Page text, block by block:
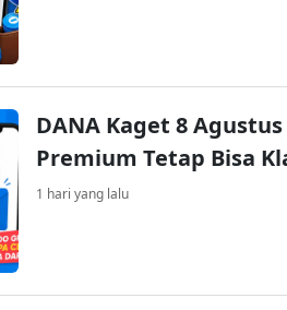
DANA Kaget 8
Premium Tetap Bisa
1 hari yang lalu